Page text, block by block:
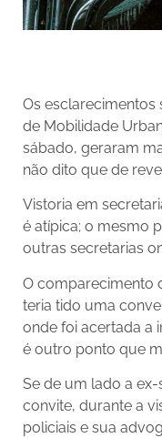
Os esclarecimentos
de Mobilidade
sábado, geraram
não dito que de
Vistoria em
é atípica; o mesmo
outras secretarias
O comparecimento
teria tido uma
onde foi acertada a
é outro ponto que
Se de um lado a
convite, durante a
policiais e sua